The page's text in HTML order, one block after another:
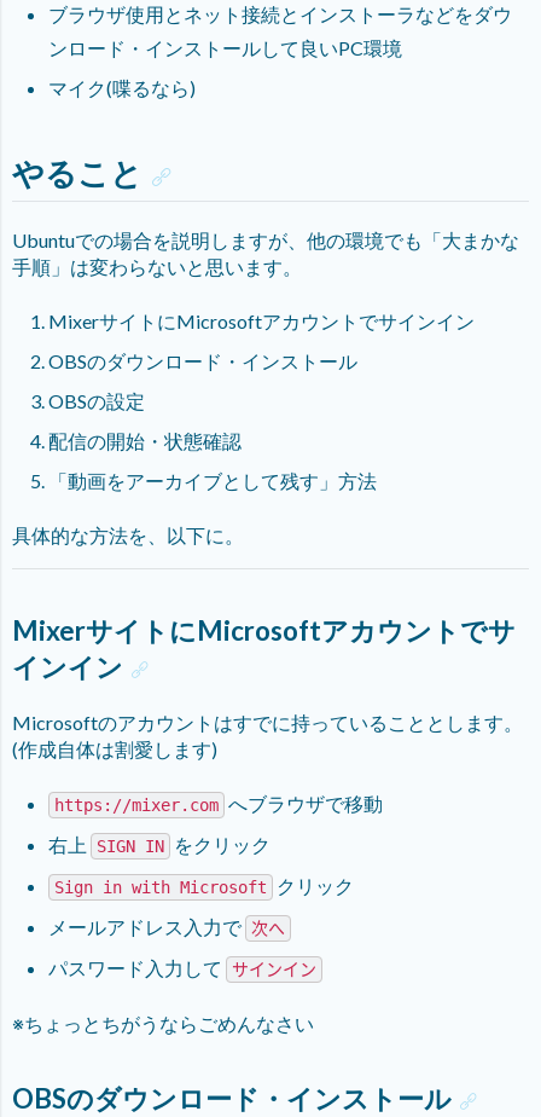
ブラウザ使用とネット接続とインストーラなどをダウ
ンロード・インストールして良いPC環境
マイク(喋るなら)
やること
Ubuntuでの場合を説明しますが、他の環境でも「大まかな
手順」は変わらないと思います。
MixerサイトにMicrosoftアカウントでサインイン
OBSのダウンロード・インストール
OBSの設定
配信の開始・状態確認
「動画をアーカイブとして残す」方法
具体的な方法を、以下に。
MixerサイトにMicrosoftアカウントでサ
インイン
Microsoftのアカウントはすでに持っていることとします。
(作成自体は割愛します)
https://mixer.com へブラウザで移動
右上
SIGN IN をクリック
Sign in with Microsoft
クリック
メールアドレス入力で 次へ
パスワード入力して サインイン
※ちょっとちがうならごめんなさい
OBSのダウンロード・インストール